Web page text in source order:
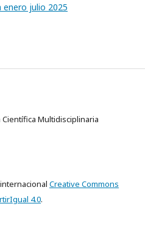
enero julio 2025
Multidisciplinaria
Creative Commons
4.0.